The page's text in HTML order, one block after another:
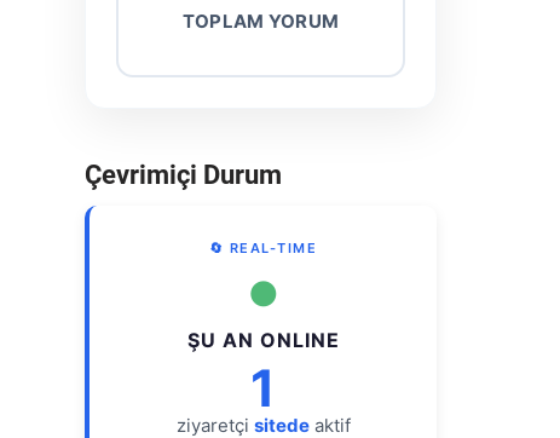
TOPLAM YORUM
Çevrimiçi Durum
🔄 REAL-TIME
●
ŞU AN ONLINE
1
ziyaretçi sitedeaktif